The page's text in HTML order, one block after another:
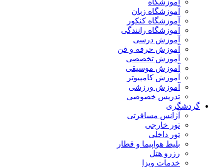
آموزشگاه
آموزشگاه زبان
آموزشگاه کنکور
آموزشگاه رانندگی
آموزش درسی
آموزش حرفه و فن
آموزش تخصصی
آموزش موسیقی
آموزش کامپیوتر
آموزش ورزشی
تدریس خصوصی
گردشگری
آژانس مسافرتی
تور خارجی
تور داخلی
بلیط هواپیما و قطار
رزرو هتل
خدمات ویزا